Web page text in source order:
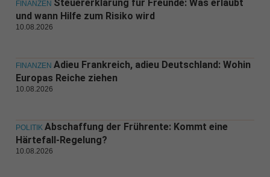
FINANZEN Steuererklärung für Freunde: Was erlaubt
und wann Hilfe zum Risiko wird
10.08.2026
FINANZEN Adieu Frankreich, adieu Deutschland: Wohin
Europas Reiche ziehen
10.08.2026
POLITIK Abschaffung der Frührente: Kommt eine
Härtefall-Regelung?
10.08.2026